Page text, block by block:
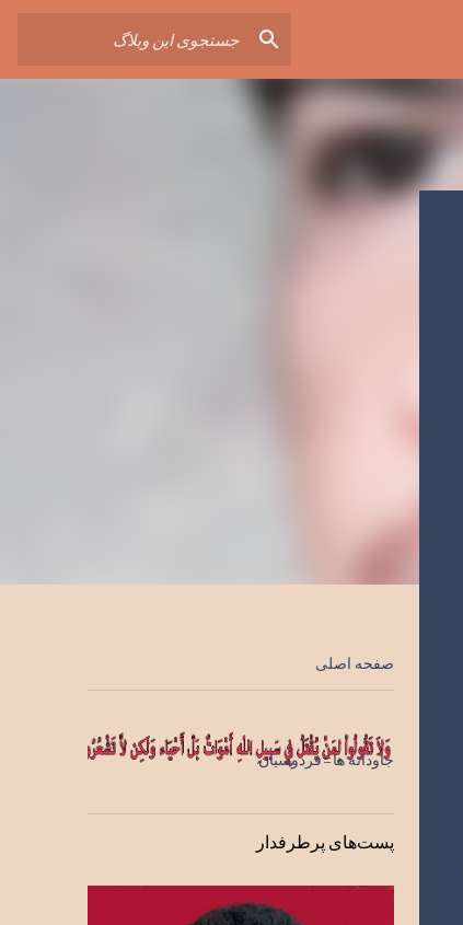
صفحه اصلی
جاودانه ها=فردوسیان
پست‌های پرطرفدار